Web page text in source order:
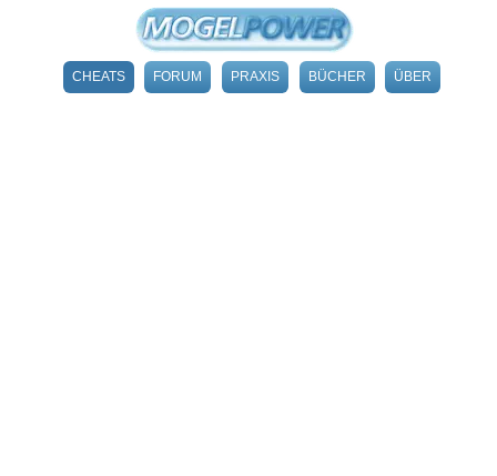
CHEATS FORUM PRAXIS BÜCHER ÜBER